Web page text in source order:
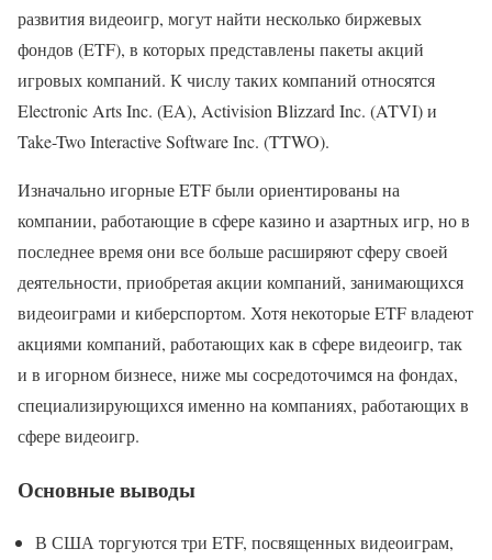
развития видеоигр, могут найти несколько биржевых
фондов (ETF), в которых представлены пакеты акций
игровых компаний. К числу таких компаний относятся
Electronic Arts Inc. (EA), Activision Blizzard Inc. (ATVI) и
Take-Two Interactive Software Inc. (TTWO).
Изначально игорные ETF были ориентированы на
компании, работающие в сфере казино и азартных игр, но в
последнее время они все больше расширяют сферу своей
деятельности, приобретая акции компаний, занимающихся
видеоиграми и киберспортом. Хотя некоторые ETF владеют
акциями компаний, работающих как в сфере видеоигр, так
и в игорном бизнесе, ниже мы сосредоточимся на фондах,
специализирующихся именно на компаниях, работающих в
сфере видеоигр.
Основные выводы
В США торгуются три ETF, посвященных видеоиграм,